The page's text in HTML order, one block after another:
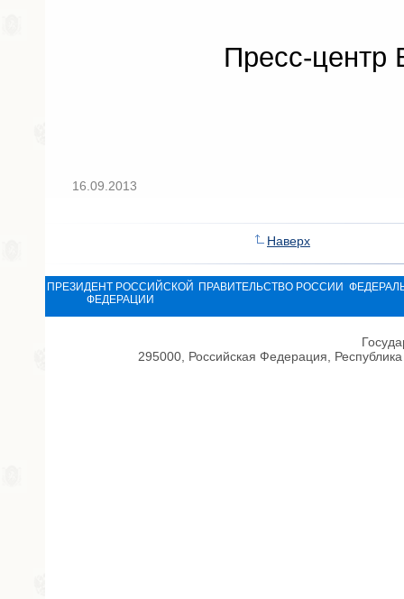
Пресс-центр
16.09.2013
Наверх
ПРЕЗИДЕНТ РОССИЙСКОЙ
ФЕДЕРАЦИИ
ПРАВИТЕЛЬСТВО РОССИИ
295000, Российская Федерация,